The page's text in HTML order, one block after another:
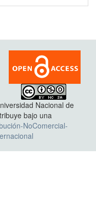
Nacional de
bajo una
NoComercial-